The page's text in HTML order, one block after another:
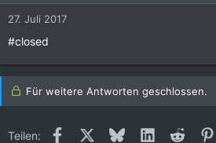
27. Juli 2017
#closed
Für weitere Antworten geschlossen.
Teilen: FacebookX (Twitter)
BlueskyLinkedInReddit